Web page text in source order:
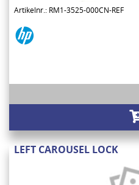
Artikelnr.: RM1-3525-000CN-REF
LEFT CAROUSEL LOCK